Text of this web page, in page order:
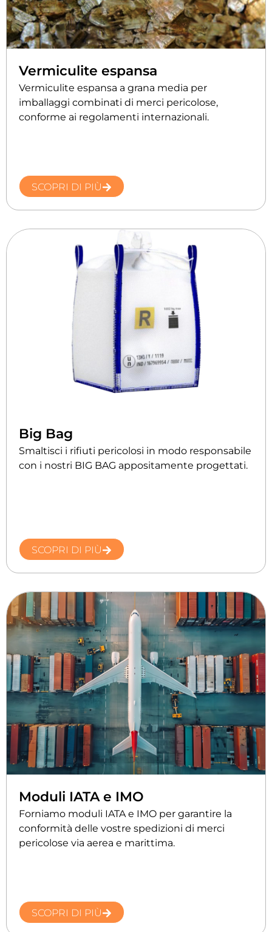
Vermiculite espansa
Vermiculite espansa a grana media per
imballaggi combinati di merci pericolose,
conforme ai regolamenti internazionali.
SCOPRI DI PIÙ
Big Bag
Smaltisci i rifiuti pericolosi in modo responsabile
con i nostri BIG BAG appositamente progettati.
SCOPRI DI PIÙ
Moduli IATA e IMO
Forniamo moduli IATA e IMO per garantire la
conformità delle vostre spedizioni di merci
pericolose via aerea e marittima.
SCOPRI DI PIÙ